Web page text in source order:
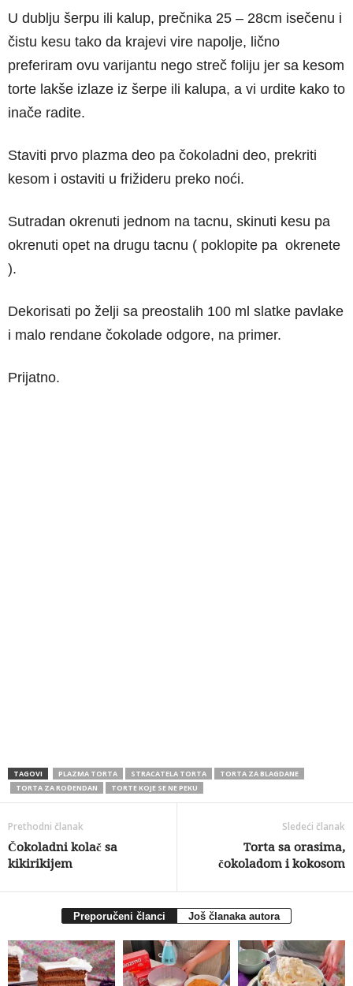
U dublju šerpu ili kalup, prečnika 25 – 28cm isečenu i
čistu kesu tako da krajevi vire napolje, lično
preferiram ovu varijantu nego streč foliju jer sa kesom
torte lakše izlaze iz šerpe ili kalupa, a vi urdite kako to
inače radite.
Staviti prvo plazma deo pa čokoladni deo, prekriti
kesom i ostaviti u frižideru preko noći.
Sutradan okrenuti jednom na tacnu, skinuti kesu pa
okrenuti opet na drugu tacnu ( poklopite pa okrenete
).
Dekorisati po želji sa preostalih 100 ml slatke pavlake
i malo rendane čokolade odgore, na primer.
Prijatno.
TAGOVI PLAZMA TORTA STRACATELA TORTA
TORTA ZA BLAGDANE
TORTA ZA ROĐENDAN
TORTE KOJE SE NE PEKU
Prethodni članak
Čokoladni kolač sa
kikirikijem
Sledeći članak
Torta sa orasima,
čokoladom i kokosom
Preporučeni članci Još članaka autora